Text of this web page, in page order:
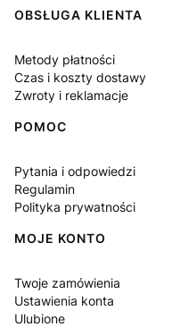
OBSŁUGA KLIENTA
Metody płatności
Czas i koszty dostawy
Zwroty i reklamacje
POMOC
Pytania i odpowiedzi
Regulamin
Polityka prywatności
MOJE KONTO
Twoje zamówienia
Ustawienia konta
Ulubione